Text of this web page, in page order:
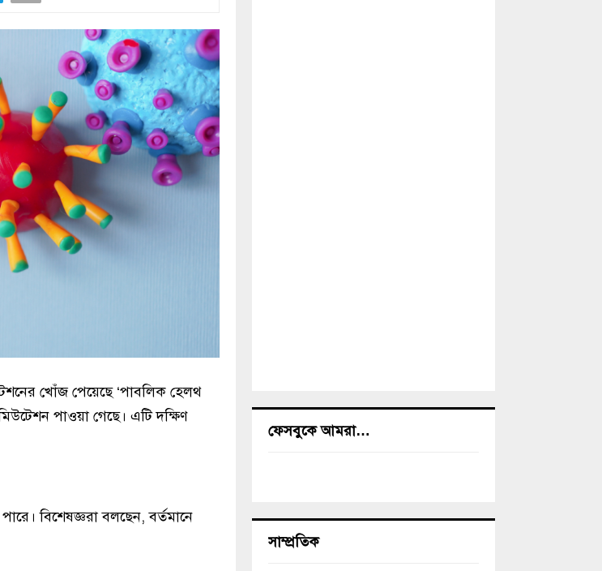
খোঁজ পেয়েছে ‘পাবলিক হেলথ
পাওয়া গেছে। এটি দক্ষিণ
বিশেষজ্ঞরা বলছেন, বর্তমানে
ফেসবুকে আমরা…
সাম্প্রতিক